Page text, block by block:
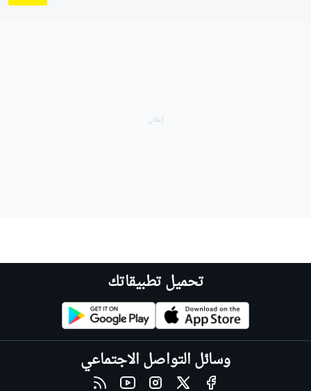
تحميل تطبيقاتك
وسائل التواصل الاجتماعي